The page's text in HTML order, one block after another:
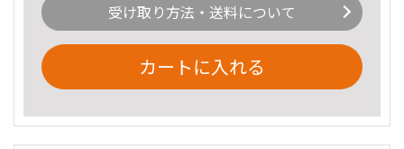
受け取り方法・送料について
カートに入れる